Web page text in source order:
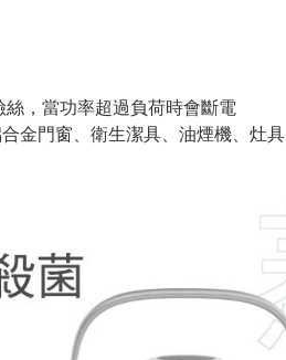
絲，當功率超過負荷時會斷電
金門窗、衛生潔具、油煙機、灶具